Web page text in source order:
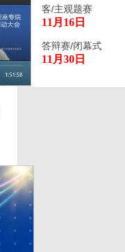
客/主观题赛
11月16日
答辩赛/闭幕式
11月30日